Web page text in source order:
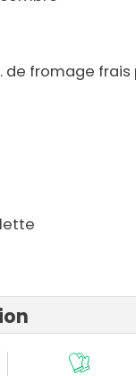
de fromage